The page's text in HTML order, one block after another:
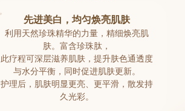
先进美白，均匀焕亮肌肤
利用天然珍珠精华的力量，精细焕亮肌
肤。富含珍珠肽，
此疗程可深层滋养肌肤，提升肤色通透度
与水分平衡，同时促进肌肤更新。
护理后，肌肤明显更亮、更平滑，散发持
久光彩。